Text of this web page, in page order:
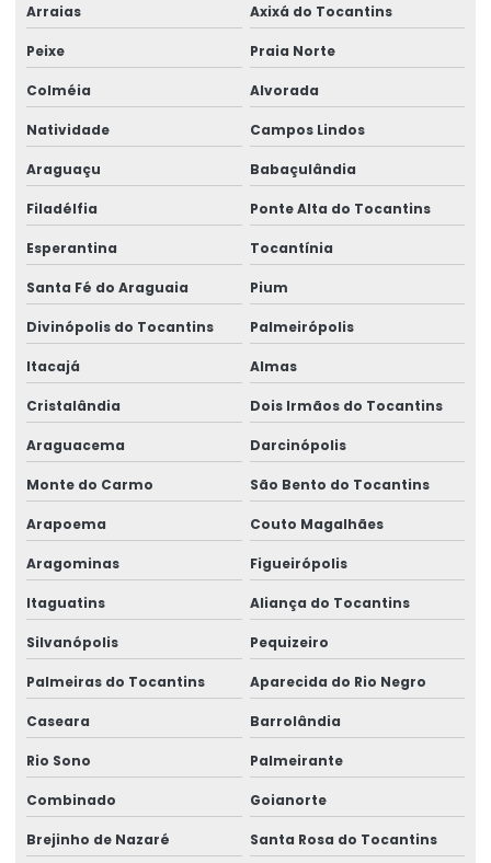
Arraias Axixá do Tocantins
Peixe Praia Norte
Colméia Alvorada
Natividade Campos Lindos
Araguaçu Babaçulândia
Filadélfia Ponte Alta do Tocantins
Esperantina Tocantínia
Santa Fé do Araguaia Pium
Divinópolis do Tocantins Palmeirópolis
Itacajá Almas
Cristalândia Dois Irmãos do Tocantins
Araguacema Darcinópolis
Monte do Carmo São Bento do Tocantins
Arapoema Couto Magalhães
Aragominas Figueirópolis
Itaguatins Aliança do Tocantins
Silvanópolis Pequizeiro
Palmeiras do Tocantins Aparecida do Rio Negro
Caseara Barrolândia
Rio Sono Palmeirante
Combinado Goianorte
Brejinho de Nazaré Santa Rosa do Tocantins